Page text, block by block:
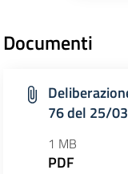
Documenti
76 del 25/
1 MB
PDF